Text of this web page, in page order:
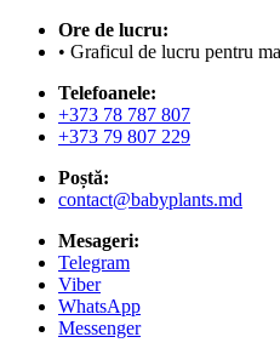
Ore de lucru:
• Graficul de lucru pentru
Telefoanele:
+373 78 787 807
+373 79 807 229
Poștă:
contact@babyplants.md
Mesageri:
Telegram
Viber
WhatsApp
Messenger